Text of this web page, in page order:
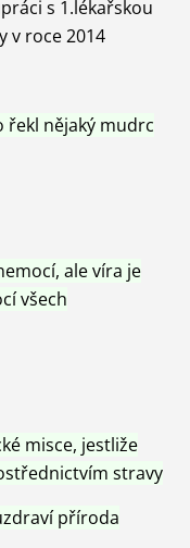
s 1.lékařskou
v roce 2014
řekl nějaký mudrc
ale víra je
všech
misce, jestliže
stravy
příroda